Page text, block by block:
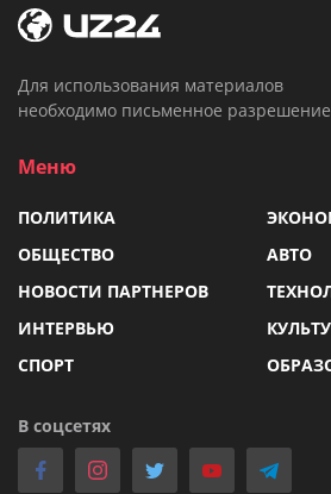
Для использования материалов
необходимо письменное
Меню
ПОЛИТИКА
ОБЩЕСТВО
АВТО
НОВОСТИ ПАРТНЕРОВ
ИНТЕРВЬЮ
СПОРТ
В соцсетях